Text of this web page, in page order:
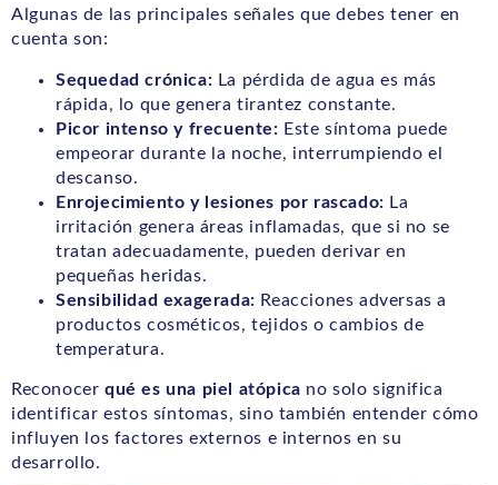
Algunas de las principales señales que debes tener en
cuenta son:
Sequedad crónica: La pérdida de agua es más
rápida, lo que genera tirantez constante.
Picor intenso y frecuente: Este síntoma puede
empeorar durante la noche, interrumpiendo el
descanso.
Enrojecimiento y lesiones por rascado: La
irritación genera áreas inflamadas, que si no se
tratan adecuadamente, pueden derivar en
pequeñas heridas.
Sensibilidad exagerada: Reacciones adversas a
productos cosméticos, tejidos o cambios de
temperatura.
Reconocer qué es una piel atópica no solo significa
identificar estos síntomas, sino también entender cómo
influyen los factores externos e internos en su
desarrollo.